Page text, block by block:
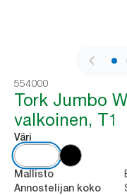
554000
Tork Jumbo
valkoinen, T1
Väri
Mallisto
Annostelijan koko